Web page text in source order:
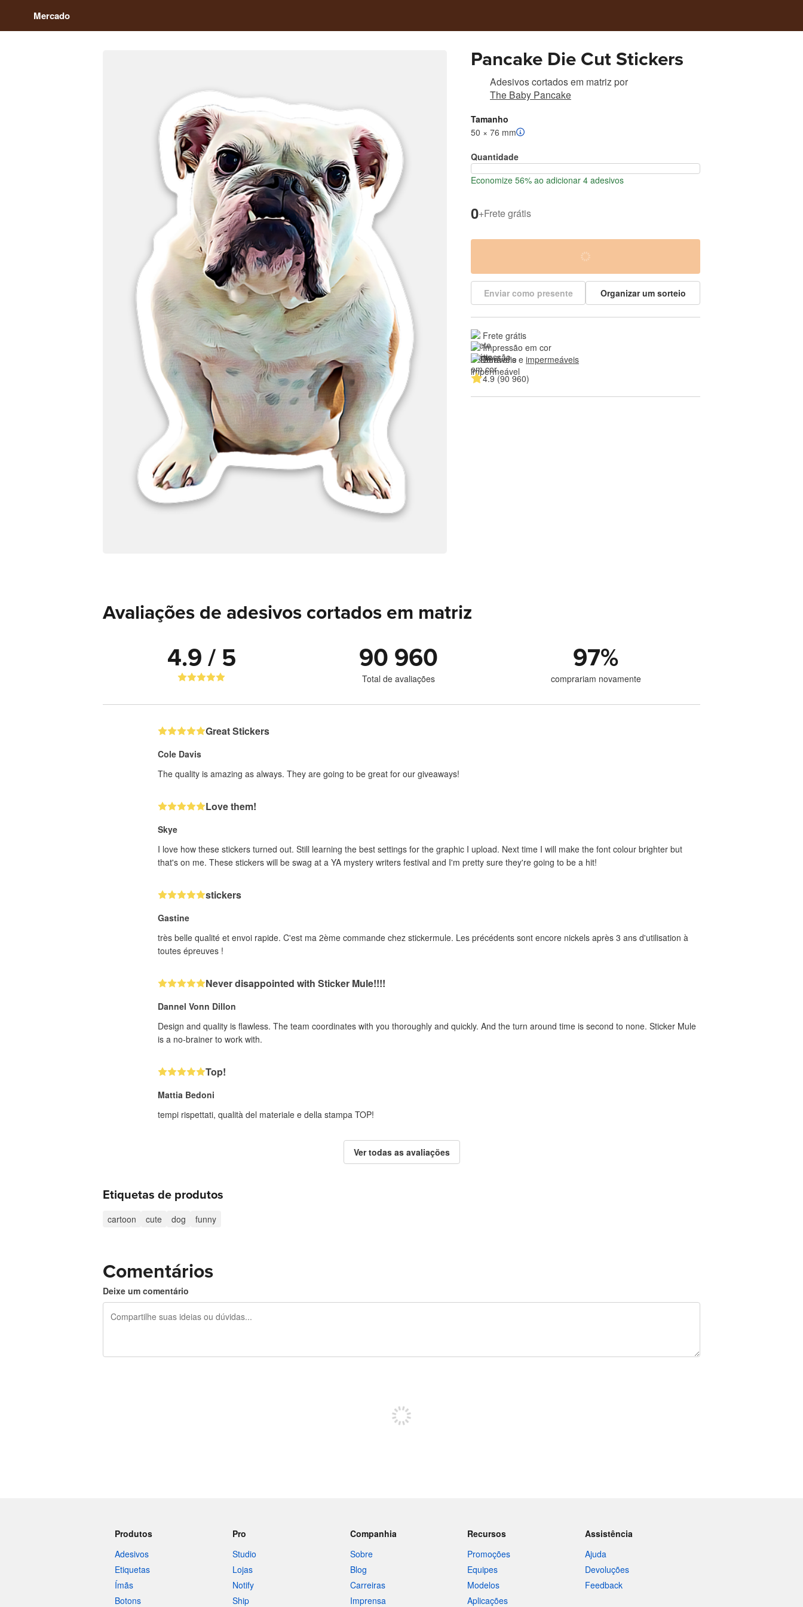
Mercado
Pancake Die Cut Stickers
Adesivos cortados em matriz por
The Baby Pancake
Tamanho
50 × 76 mm
Quantidade
Economize 56% ao adicionar 4 adesivos
0+Frete grátis
Enviar como presente Organizar um sorteio
Frete grátis
Impressão em cor
Duráveis e impermeáveis
4.9 (90 960)
Avaliações de adesivos cortados em matriz
4.9 / 5 90 960
Total de avaliações
97%
comprariam novamente
Great Stickers
Cole Davis
The quality is amazing as always. They are going to be great for our giveaways!
Love them!
Skye
I love how these stickers turned out. Still learning the best settings for the graphic I upload. Next time I will make the font colour brighter but
that's on me. These stickers will be swag at a YA mystery writers festival and I'm pretty sure they're going to be a hit!
stickers
Gastine
très belle qualité et envoi rapide. C'est ma 2ème commande chez stickermule. Les précédents sont encore nickels après 3 ans d'utilisation à
toutes épreuves !
Never disappointed with Sticker Mule!!!!
Dannel Vonn Dillon
Design and quality is flawless. The team coordinates with you thoroughly and quickly. And the turn around time is second to none. Sticker Mule
is a no-brainer to work with.
Top!
Mattia Bedoni
tempi rispettati, qualità del materiale e della stampa TOP!
Ver todas as avaliações
Etiquetas de produtos
cartoon cute dog funny
Comentários
Deixe um comentário
Produtos
Adesivos
Etiquetas
Ímãs
Botons
Pro
Studio
Lojas
Notify
Ship
Companhia
Sobre
Blog
Carreiras
Imprensa
Recursos
Promoções
Equipes
Modelos
Aplicações
Assistência
Ajuda
Devoluções
Feedback